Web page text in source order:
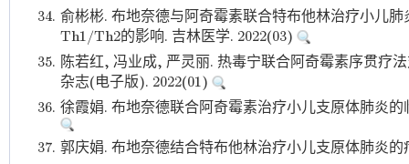
34. 俞彬彬. 布地奈德与阿奇霉素联合特布他林治疗小儿
Th1/Th2的影响. 吉林医学. 2022(03)
35. 陈若红, 冯业成, 严灵丽. 热毒宁联合阿奇霉素序贯疗
杂志(电子版). 2022(01)
36. 徐霞娟. 布地奈德联合阿奇霉素治疗小儿支原体肺炎
37. 郭庆娟. 布地奈德结合特布他林治疗小儿支原体肺炎